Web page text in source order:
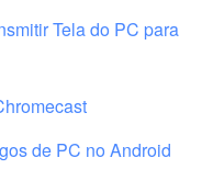
Tela do PC para
de PC no Android